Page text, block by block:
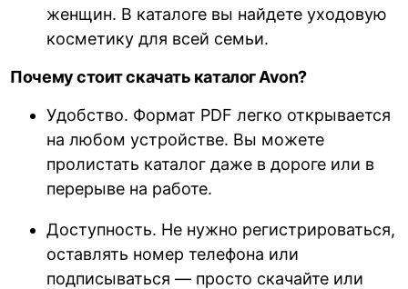
женщин. В каталоге вы найдете уходовую
косметику для всей семьи.
Почему стоит скачать каталог Avon?
Удобство. Формат PDF легко открывается
на любом устройстве. Вы можете
пролистать каталог даже в дороге или в
перерыве на работе.
Доступность. Не нужно регистрироваться,
оставлять номер телефона или
подписываться — просто скачайте или